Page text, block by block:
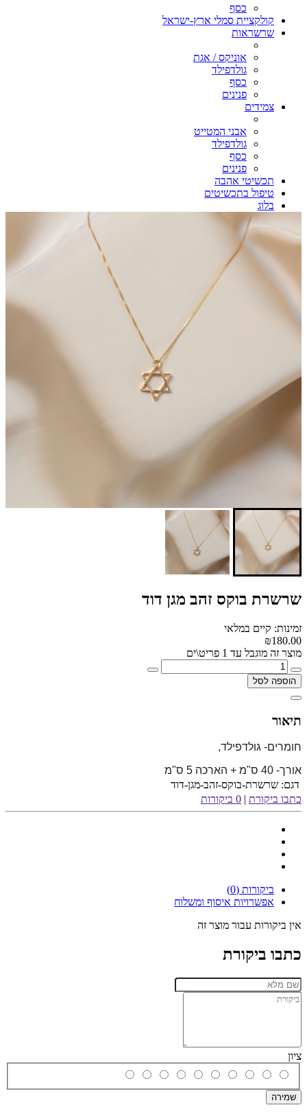
כסף
קולקציית סמלי ארץ-ישראל
שרשראות
אוניקס / אגת
גולדפילד
כסף
פנינים
צמידים
אבני המטייט
גולדפילד
כסף
פנינים
תכשיטי אהבה
טיפול בתכשיטים
בלוג
שרשרת בוקס זהב מגן דוד
זמינות: קיים במלאי
₪180.00
מוצר זה מוגבל עד 1 פריט\ים
הוספה לסל
תיאור
חומרים- גולדפילד,
אורך- 40 ס"מ + הארכה 5 ס"מ
דגם: שרשרת-בוקס-זהב-מגן-דוד
כתבו ביקורת | 0 ביקורות
ביקורות (0)
אפשרויות איסוף ומשלוח
אין ביקורות עבור מוצר זה
כתבו ביקורת
ציון
שמירה